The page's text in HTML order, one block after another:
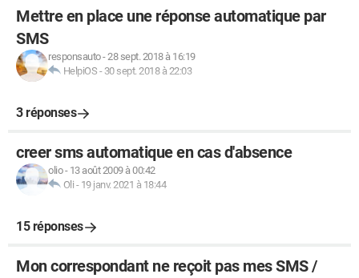
Mettre en place une réponse automatique par
SMS
responsauto-28 sept. 2018 à 16:19
HelpiOS - 30 sept. 2018 à 22:03
3 réponses
creer sms automatique en cas d'absence
olio- 13 août 2009 à 00:42
Oli - 19 janv. 2021 à 18:44
15 réponses
Mon correspondant ne reçoit pas mes SMS /